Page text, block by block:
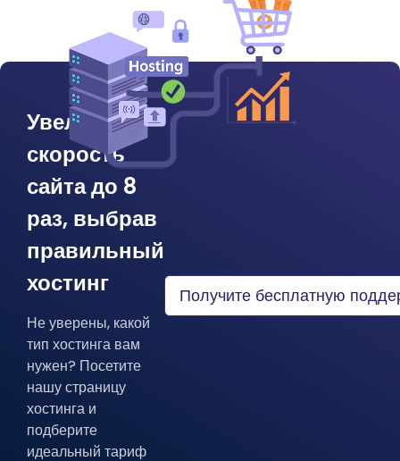
Увеличьте
скорость
сайта до 8
раз, выбрав
правильный
хостинг
Не уверены, какой
тип хостинга вам
нужен? Посетите
нашу страницу
хостинга и
подберите
идеальный тариф
Получите бесплатную